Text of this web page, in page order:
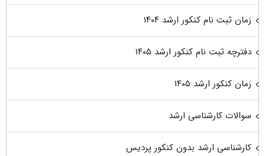
زمان ثبت نام کنکور ارشد ۱۴۰۴
دفترچه ثبت نام کنکور ارشد ۱۴۰۵
زمان کنکور ارشد ۱۴۰۵
سوالات کارشناسی ارشد
کارشناسی ارشد بدون کنکور پردیس